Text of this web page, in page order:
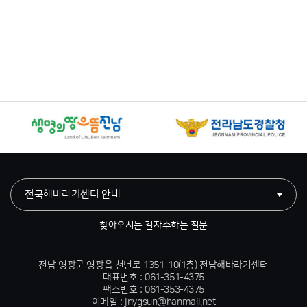
찾아오시는 길자주하는 질문
전국해바라기센터 안내
전남 영광군 영광읍 천년로 1351-10(1층) 전남해바라기센터
대표번호 : 061-351-4375
팩스번호 : 061-353-4375
이메일 : jnygsun@hanmail.net